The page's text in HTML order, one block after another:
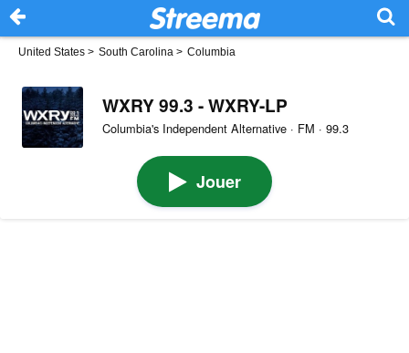
United States > South Carolina > Columbia
WXRY 99.3 - WXRY-LP
Columbia's Independent Alternative · FM · 99.3
Jouer